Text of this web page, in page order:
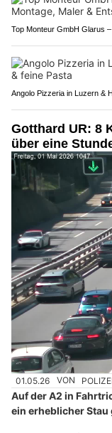
Top Monteur GmbH Glarus
Angolo Pizzeria in Luzern &
Gotthard UR: 8
über eine
01.05.26 VON
Auf der A2 in
ein erheblicher Stau